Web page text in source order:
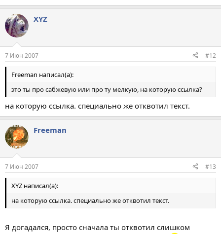
XYZ
7 Июн 2007 #12
Freeman написал(а):
это ты про сабжевую или про ту мелкую, на которую ссылка?
на которую ссылка. специально же отквотил текст.
Freeman
7 Июн 2007 #13
XYZ написал(а):
на которую ссылка. специально же отквотил текст.
Я догадался, просто сначала ты отквотил слишком